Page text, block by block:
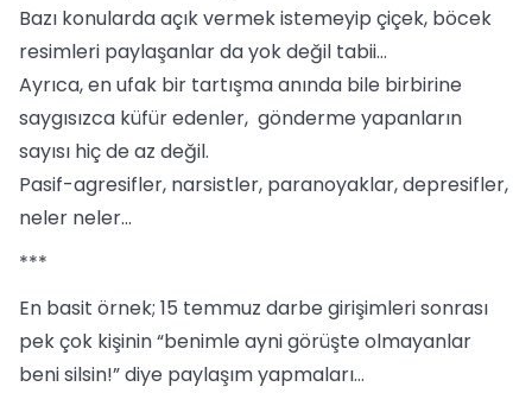
Bazı konularda açık vermek istemeyip çiçek, böcek
resimleri paylaşanlar da yok değil tabii...
Ayrıca, en ufak bir tartışma anında bile birbirine
saygısızca küfür edenler, gönderme yapanların
sayısı hiç de az değil.
Pasif-agresifler, narsistler, paranoyaklar, depresifler,
neler neler...
***
En basit örnek; 15 temmuz darbe girişimleri sonrası
pek çok kişinin “benimle ayni görüşte olmayanlar
beni silsin!” diye paylaşım yapmaları...